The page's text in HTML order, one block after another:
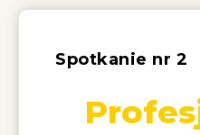
Spotkanie nr 2